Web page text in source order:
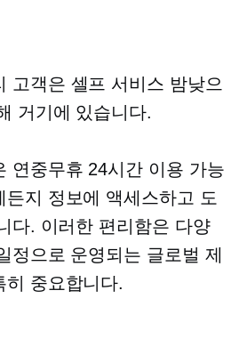
고객은 셀프 서비스 밤낮으
거기에 있습니다.
연중무휴 24시간 이용 가능
지 정보에 액세스하고 도
다. 이러한 편리함은 다양
정으로 운영되는 글로벌 제
히 중요합니다.